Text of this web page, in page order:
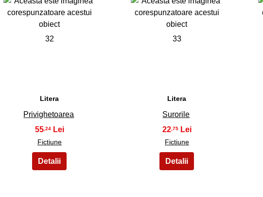
32
Litera
Privighetoarea
55,24
Fictiune
33
Litera
Surorile
22,75
Fictiune